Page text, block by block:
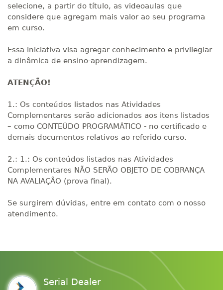
selecione, a partir do título, as videoaulas que
considere que agregam mais valor ao seu programa
em curso.
Essa iniciativa visa agregar conhecimento e privilegiar
a dinâmica de ensino-aprendizagem.
ATENÇÃO!
1.: Os conteúdos listados nas Atividades
Complementares serão adicionados aos itens listados
– como CONTEÚDO PROGRAMÁTICO - no certificado e
demais documentos relativos ao referido curso.
2.: 1.: Os conteúdos listados nas Atividades
Complementares NÃO SERÃO OBJETO DE COBRANÇA
NA AVALIAÇÃO (prova final).
Se surgirem dúvidas, entre em contato com o nosso
atendimento.
Serial Dealer